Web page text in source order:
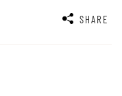
SHARE